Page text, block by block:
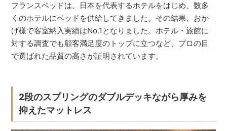
フランスベッドは、日本を代表するホテルをはじめ、数多
くのホテルにベッドを供給してきました。その結果、おか
げ様で客室納入実績はNo.1となりました。ホテル・旅館に
対する調査でも顧客満足度のトップに立つなど、プロの目
で選ばれた品質の高さが証明されています。
2段のスプリングのダブルデッキながら厚みを
抑えたマットレス